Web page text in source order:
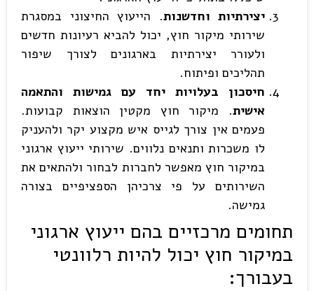
יצירתיות וחדשנות. הייעוץ החיצוני במסגרת
שירותי מיקור חוץ, יכול להביא רעיונות חדשים
ולעורר יצירתיות בארגונים לצורך שיפור
תהליכים ופיתוח.
חיסכון בעלויות יחד עם גמישות והתאמה
אישית. מיקור חוץ מקטין הוצאות קבועות.
פעמים אין צורך לגייס איש מקצוע יקר ולהעניק
לו משכרות ותנאים נלווים. שירותי ייעוץ ארגוני
במיקור חוץ מאפשר לחברות לבחור ולהתאים את
השירותים על פי צרכיהן הספציפיים בצורה
גמישה.
תחומים מרכזיים בהם ייעוץ ארגוני
במיקור חוץ יכול להיות רלוונטי
בעבורך: